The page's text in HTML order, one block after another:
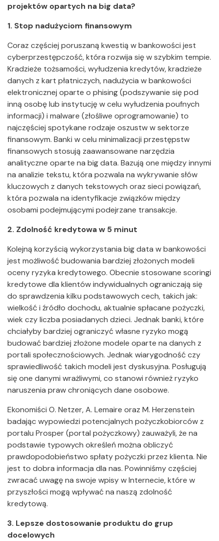
projektów opartych na big data?
1. Stop nadużyciom finansowym
Coraz częściej poruszaną kwestią w bankowości jest
cyberprzestępczość, która rozwija się w szybkim tempie.
Kradzieże tożsamości, wyłudzenia kredytów, kradzieże
danych z kart płatniczych, nadużycia w bankowości
elektronicznej oparte o phising (podszywanie się pod
inną osobę lub instytucję w celu wyłudzenia poufnych
informacji) i malware (złośliwe oprogramowanie) to
najczęściej spotykane rodzaje oszustw w sektorze
finansowym. Banki w celu minimalizacji przestępstw
finansowych stosują zaawansowane narzędzia
analityczne oparte na big data. Bazują one między innymi
na analizie tekstu, która pozwala na wykrywanie słów
kluczowych z danych tekstowych oraz sieci powiązań,
która pozwala na identyfikacje związków między
osobami podejmującymi podejrzane transakcje.
2. Zdolność kredytowa w 5 minut
Kolejną korzyścią wykorzystania big data w bankowości
jest możliwość budowania bardziej złożonych modeli
oceny ryzyka kredytowego. Obecnie stosowane scoringi
kredytowe dla klientów indywidualnych ograniczają się
do sprawdzenia kilku podstawowych cech, takich jak:
wielkość i źródło dochodu, aktualnie spłacane pożyczki,
wiek czy liczba posiadanych dzieci. Jednak banki, które
chciałyby bardziej ograniczyć własne ryzyko mogą
budować bardziej złożone modele oparte na danych z
portali społecznościowych. Jednak wiarygodność czy
sprawiedliwość takich modeli jest dyskusyjna. Posługują
się one danymi wrażliwymi, co stanowi również ryzyko
naruszenia praw chroniących dane osobowe.
Ekonomiści O. Netzer, A. Lemaire oraz M. Herzenstein
badając wypowiedzi potencjalnych pożyczkobiorców z
portalu Prosper (portal pożyczkowy) zauważyli, że na
podstawie typowych określeń można obliczyć
prawdopodobieństwo spłaty pożyczki przez klienta. Nie
jest to dobra informacja dla nas. Powinniśmy częściej
zwracać uwagę na swoje wpisy w Internecie, które w
przyszłości mogą wpływać na naszą zdolność
kredytową.
3. Lepsze dostosowanie produktu do grup
docelowych